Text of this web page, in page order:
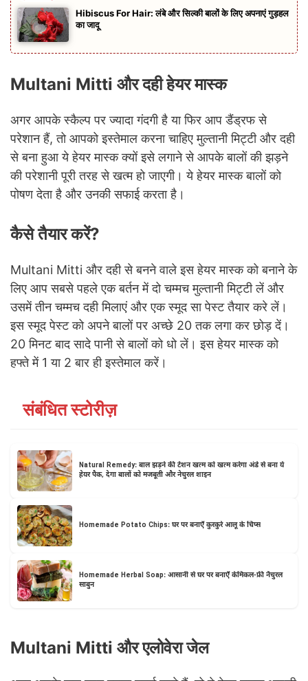
Hibiscus For Hair: लंबे और सिल्की बालों के लिए अपनाएं गुड़हल
का जादू
Multani Mitti और दही हेयर मास्क
अगर आपके स्कैल्प पर ज्यादा गंदगी है या फिर आप डैंड्रफ से
परेशान हैं, तो आपको इस्तेमाल करना चाहिए मुल्तानी मिट्टी और दही
से बना हुआ ये हेयर मास्क क्यों इसे लगाने से आपके बालों की झड़ने
की परेशानी पूरी तरह से खत्म हो जाएगी। ये हेयर मास्क बालों को
पोषण देता है और उनकी सफाई करता है।
कैसे तैयार करें?
Multani Mitti और दही से बनने वाले इस हेयर मास्क को बनाने के
लिए आप सबसे पहले एक बर्तन में दो चम्मच मुल्तानी मिट्टी लें और
उसमें तीन चम्मच दही मिलाएं और एक स्मूद सा पेस्ट तैयार करे लें।
इस स्मूद पेस्ट को अपने बालों पर अच्छे 20 तक लगा कर छोड़ दें।
20 मिनट बाद सादे पानी से बालों को धो लें। इस हेयर मास्क को
हफ्ते में 1 या 2 बार ही इस्तेमाल करें।
संबंधित स्टोरीज़
Natural Remedy: बाल झड़ने की टेंशन खत्म को खत्म करेगा अंडे से बना ये
हेयर पैक, देगा बालों को मजबूती और नेचुरल शाइन
Homemade Potato Chips: घर पर बनाएँ कुरकुरे आलू के चिप्स
Homemade Herbal Soap: आसानी से घर पर बनाएँ केमिकल-फ्री नैचुरल
साबुन
Multani Mitti और एलोवेरा जेल